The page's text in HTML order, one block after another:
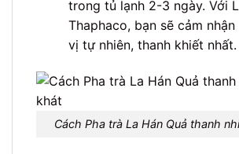
trong tủ lạnh 2-3 ngày. Với
Thaphaco, bạn sẽ cảm
vị tự nhiên, thanh khiết nhất.
Cách Pha trà La Hán Quả thanh